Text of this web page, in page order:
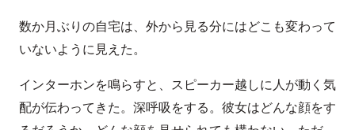
数か月ぶりの自宅は、外から見る分にはどこも変わって
いないように見えた。
インターホンを鳴らすと、スピーカー越しに人が動く気
配が伝わってきた。深呼吸をする。彼女はどんな顔をす